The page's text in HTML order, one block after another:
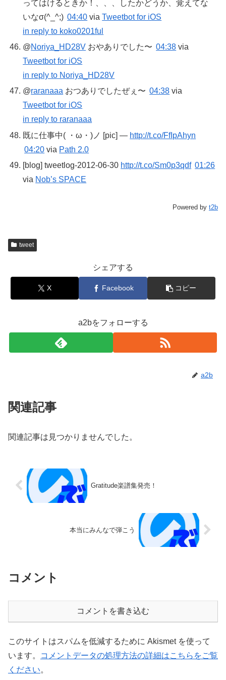
ってはけるときか！、、、したかどうか、覚えてな
いなσ(^_^;) 04:40 viaTweetbot for iOS
in reply to koko0201ful
@Noriya_HD28V おやありでした〜 04:38 via
Tweetbot for iOS
in reply to Noriya_HD28V
@raranaaa おつありでしたぜぇ〜 04:38 via
Tweetbot for iOS
in reply to raranaaa
既に仕事中( ・ω・)ノ [pic] — http://t.co/FfIpAhyn
04:20 via Path 2.0
[blog] tweetlog-2012-06-30 http://t.co/Sm0p3qdf 01:26
via Nob’s SPACE
Powered by t2b
tweet
シェアする
X Facebook コピー
a2bをフォローする
a2b
関連記事
関連記事は見つかりませんでした。
Gratitude楽譜集発売！
本当にみんなで弾こう
コメント
コメントを書き込む
このサイトはスパムを低減するために Akismet を使って
います。
コメントデータの処理方法の詳細はこちらをご覧
ください。